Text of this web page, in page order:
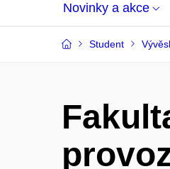
Novinky a akce
Student